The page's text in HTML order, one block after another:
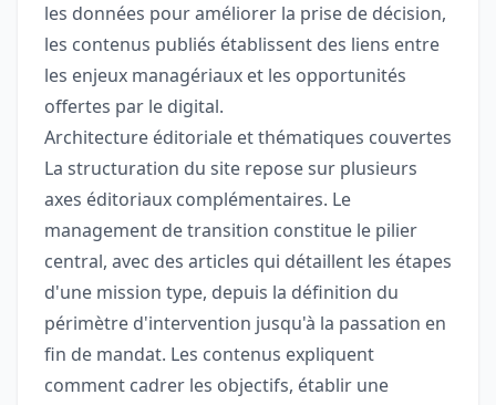
les données pour améliorer la prise de décision,
les contenus publiés établissent des liens entre
les enjeux managériaux et les opportunités
offertes par le digital.
Architecture éditoriale et thématiques couvertes
La structuration du site repose sur plusieurs
axes éditoriaux complémentaires. Le
management de transition constitue le pilier
central, avec des articles qui détaillent les étapes
d'une mission type, depuis la définition du
périmètre d'intervention jusqu'à la passation en
fin de mandat. Les contenus expliquent
comment cadrer les objectifs, établir une